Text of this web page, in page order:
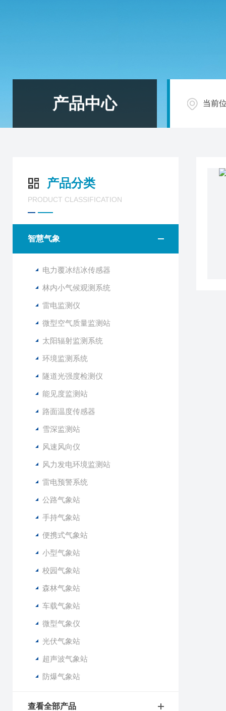
产品中心 当前
产品分类
PRODUCT CLASSIFICATION
智慧气象
电力覆冰结冰传感器
林内小气候观测系统
雷电监测仪
微型空气质量监测站
太阳辐射监测系统
环境监测系统
隧道光强度检测仪
能见度监测站
路面温度传感器
雪深监测站
风速风向仪
风力发电环境监测站
雷电预警系统
公路气象站
手持气象站
便携式气象站
小型气象站
校园气象站
森林气象站
车载气象站
微型气象仪
光伏气象站
超声波气象站
防爆气象站
查看全部产品